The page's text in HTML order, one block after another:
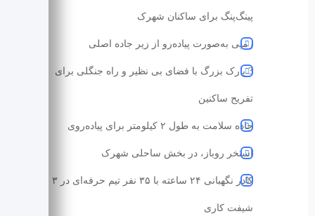
پینگ‌‌پنگ برای ساکنان شهرک
رمپی به‌‌صورت پیاده‌‌رو از زیر جاده اصلی
3 پارک بزرگ با فضای بی‌ نظیر و راه جنگلی برای
تفریح ساکنین
جاده سلامت به طول ۲ کیلومتر برای پیاده‌روی
استخر روباز، در بخش ساحلی شهرک
کادر نگهبانی ۲۴ ساعته با ۳۵ نفر تیم حرفه‌ای در ۳
شیفت کاری